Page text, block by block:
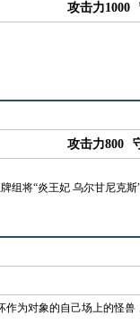
攻击力1000
攻击力800
组将“炎王妃 乌尔甘尼克斯
为对象的自己场上的怪兽